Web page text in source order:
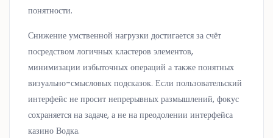
понятности.
Снижение умственной нагрузки достигается за счёт
посредством логичных кластеров элементов,
минимизации избыточных операций а также понятных
визуально-смысловых подсказок. Если пользовательский
интерфейс не просит непрерывных размышлений, фокус
сохраняется на задаче, а не на преодолении интерфейса
казино Водка.